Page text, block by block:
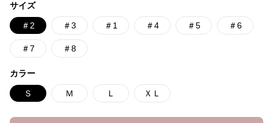
サイズ
＃2 ＃3 ＃1 ＃4 ＃5 ＃6
＃7 ＃8
カラー
Ｓ Ｍ Ｌ ＸＬ